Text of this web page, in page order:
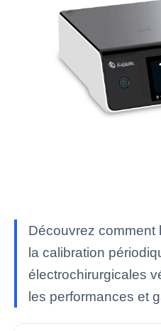
Découvrez comment
la calibration
électrochirurgicales
les performances et